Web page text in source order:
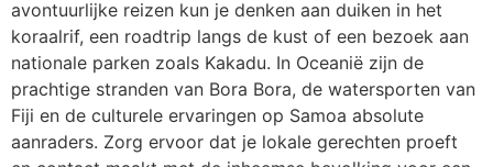
avontuurlijke reizen kun je denken aan duiken in het
koraalrif, een roadtrip langs de kust of een bezoek aan
nationale parken zoals Kakadu. In Oceanië zijn de
prachtige stranden van Bora Bora, de watersporten van
Fiji en de culturele ervaringen op Samoa absolute
aanraders. Zorg ervoor dat je lokale gerechten proeft